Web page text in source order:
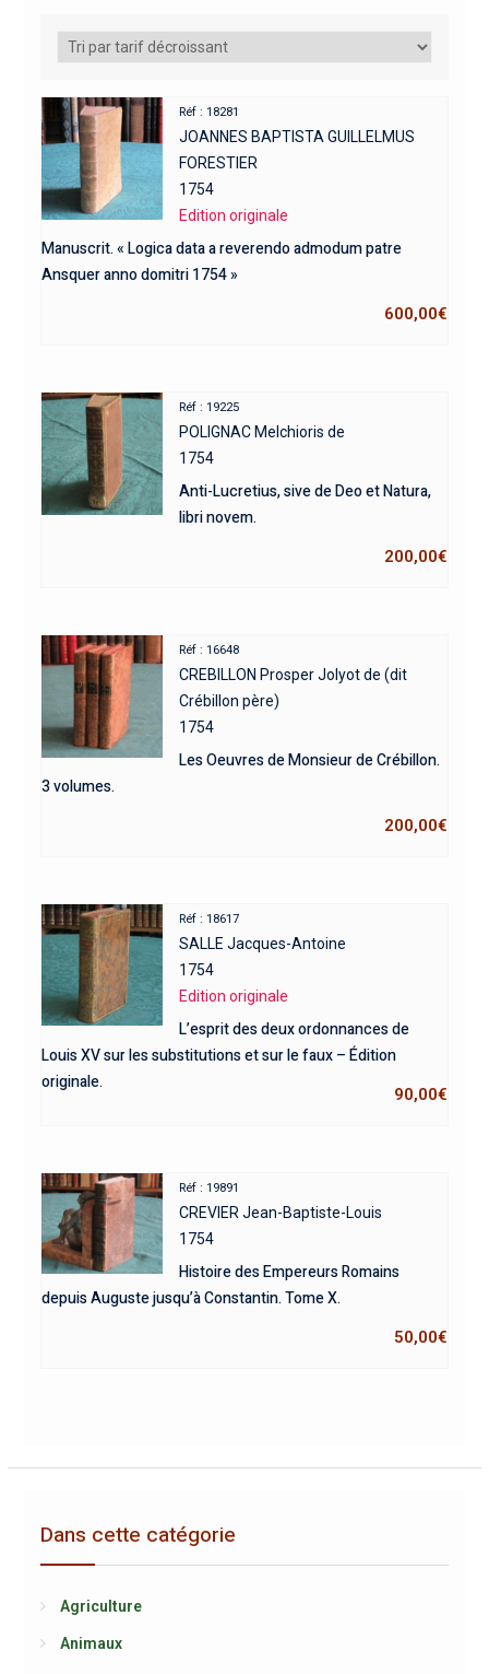
Réf : 18281
JOANNES BAPTISTA GUILLELMUS
FORESTIER
1754
Edition originale
Manuscrit. « Logica data a reverendo admodum patre
Ansquer anno domitri 1754 »
600,00€
Réf : 19225
POLIGNAC Melchioris de
1754
Anti-Lucretius, sive de Deo et Natura,
libri novem.
200,00€
Réf : 16648
CREBILLON Prosper Jolyot de (dit
Crébillon père)
1754
Les Oeuvres de Monsieur de Crébillon.
3 volumes.
200,00€
Réf : 18617
SALLE Jacques-Antoine
1754
Edition originale
L’esprit des deux ordonnances de
Louis XV sur les substitutions et sur le faux – Édition
originale.
90,00€
Réf : 19891
CREVIER Jean-Baptiste-Louis
1754
Histoire des Empereurs Romains
depuis Auguste jusqu’à Constantin. Tome X.
50,00€
Dans cette catégorie
Agriculture
Animaux